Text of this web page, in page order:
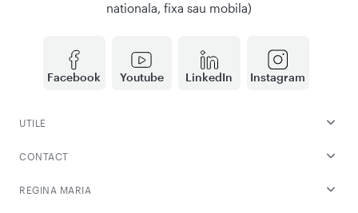
Facebook Youtube LinkedIn Instagram
nationala, fixa sau mobila)
UTILE
CONTACT
REGINA MARIA